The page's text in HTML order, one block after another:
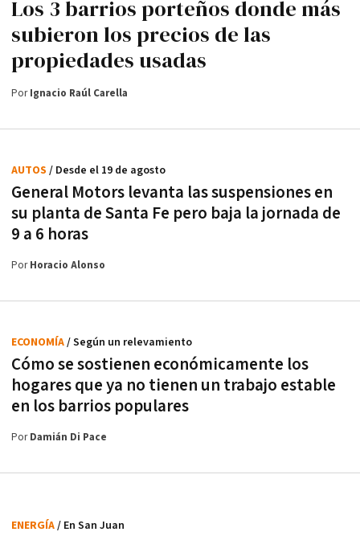
Los 3 barrios porteños donde más
subieron los precios de las
propiedades usadas
PorIgnacio Raúl Carella
General Motors levanta las suspensiones en
su planta de Santa Fe pero baja la jornada de
9 a 6 horas
AUTOS / Desde el 19 de agosto
PorHoracio Alonso
Cómo se sostienen económicamente los
hogares que ya no tienen un trabajo estable
en los barrios populares
ECONOMÍA/ Según un relevamiento
PorDamián Di Pace
ENERGÍA/ En San Juan